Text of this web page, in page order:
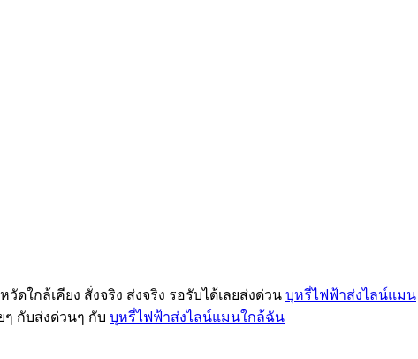
วัดใกล้เคียง สั่งจริง ส่งจริง รอรับได้เลยส่งด่วน บุหรี่ไฟฟ้าส่งไลน์แมน
ๆ กับส่งด่วนๆ กับ บุหรี่ไฟฟ้าส่งไลน์แมนใกล้ฉัน